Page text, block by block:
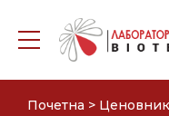
Почетна > Ценовник